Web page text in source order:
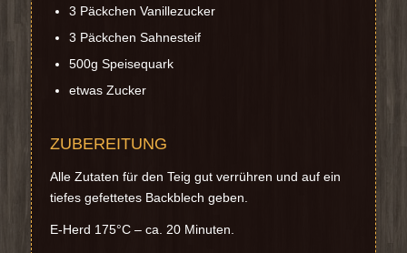
3 Päckchen Vanillezucker
3 Päckchen Sahnesteif
500g Speisequark
etwas Zucker
ZUBEREITUNG
Alle Zutaten für den Teig gut verrühren und auf ein
tiefes gefettetes Backblech geben.
E-Herd 175°C – ca. 20 Minuten.